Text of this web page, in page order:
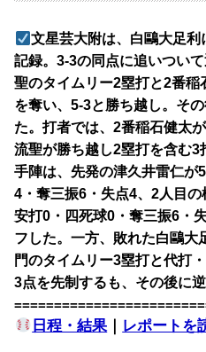
文星芸大附は、白鷗大足
記録。3-3の同点に追いつい
聖のタイムリー2塁打と2番
を奪い、5-3と勝ち越し。そ
た。打者では、2番稲石健太
流聖が勝ち越し2塁打を含む
手陣は、先発の津久井雷仁が
4・奪三振6・失点4、2人目
安打0・四死球0・奪三振6・
フした。一方、敗れた白鷗大
門のタイムリー3塁打と代打
3点を先制するも、その後に逆
日程・結果｜ レポートを